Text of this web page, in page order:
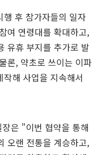
후 참가자들의 일자
여 연령대를 확대하고,
유휴 부지를 추가로 발
론, 약초로 쓰이는 이파
해 사업을 지속해서
은 "이번 협약을 통해
오랜 전통을 계승하고,